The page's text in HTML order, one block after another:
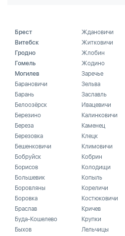
Брест
Витебск
Гродно
Гомель
Могилев
Барановичи
Барань
Белоозёрск
Березино
Береза
Березовка
Бешенковичи
Бобруйск
Борисов
Большевик
Боровляны
Боровка
Браслав
Буда-Кошелево
Быхов
Ждановичи
Житковичи
Жлобин
Жодино
Заречье
Зельва
Заславль
Ивацевичи
Калинковичи
Каменец
Клецк
Климовичи
Кобрин
Колодищи
Копыль
Кореличи
Костюковичи
Кричев
Крупки
Лельчицы